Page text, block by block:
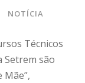
NOTÍCIA
Técnicos
Setrem são
Mãe”,